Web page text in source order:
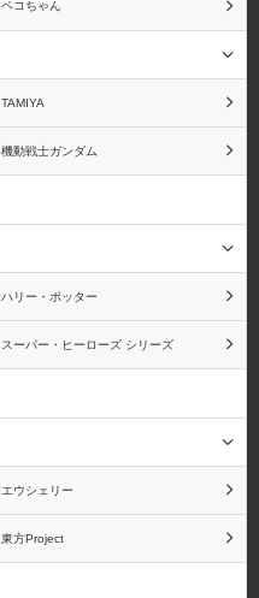
IS〈インフィニット・ス
ウサビッチ
宇宙戦艦ヤマト
ペコちゃん
TAMIYA
機動戦士ガンダム
ハリー・ポッター
スーパー・ヒーローズ シリーズ
エウシェリー
東方Project